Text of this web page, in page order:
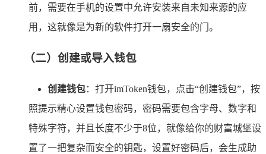
前，需要在手机的设置中允许安装来自未知来源的应
用，这就像是为新的软件打开一扇安全的门。
（二）创建或导入钱包
创建钱包：打开imToken钱包，点击“创建钱包”，按
照提示精心设置钱包密码，密码需要包含字母、数字和
特殊字符，并且长度不少于8位，就像给你的财富城堡设
置了一把复杂而安全的钥匙，设置好密码后，会生成助